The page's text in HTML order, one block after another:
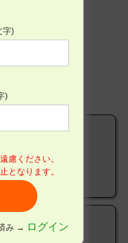
字)
)
慮ください。
となります。
み → ログイン